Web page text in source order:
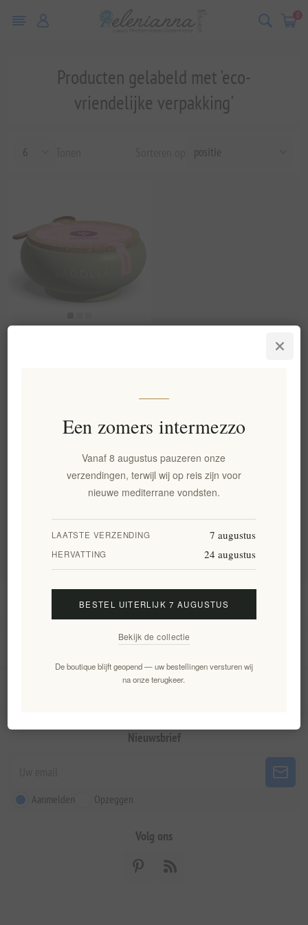
0
Populaire labels
Producten gelabeld met 'eco-
vriendelijke verpakking'
€10,40 excl. BTW
gelijk aan €693,33 per 1 kg(s)
Informatie
Mijn account
Nieuwsbrief
Aanmelden Opzeggen
Volg ons
Een zomers intermezzo
Vanaf 8 augustus pauzeren onze
verzendingen, terwijl wij op reis zijn voor
nieuwe mediterrane vondsten.
LAATSTE VERZENDING 7 augustus
HERVATTING 24 augustus
BESTEL UITERLIJK 7 AUGUSTUS
Bekijk de collectie
De boutique blijft geopend — uw bestellingen versturen wij
na onze terugkeer.